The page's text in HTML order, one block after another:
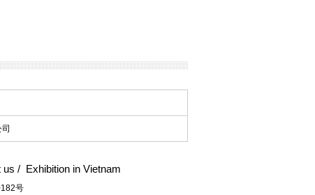
us / Exhibition in Vietnam
号